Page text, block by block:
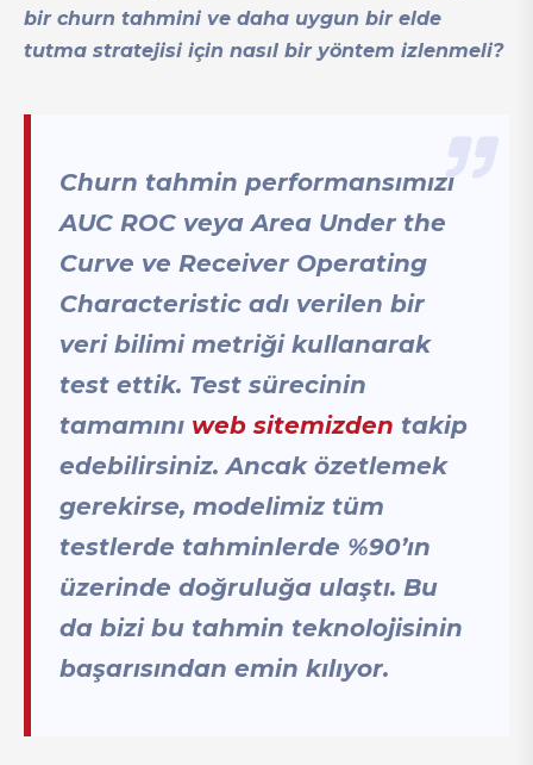
bir churn tahmini ve daha uygun bir elde
tutma stratejisi için nasıl bir yöntem izlenmeli?
Churn tahmin performansımızı
AUC ROC veya Area Under the
Curve ve Receiver Operating
Characteristic adı verilen bir
veri bilimi metriği kullanarak
test ettik. Test sürecinin
tamamını web sitemizden takip
edebilirsiniz. Ancak özetlemek
gerekirse, modelimiz tüm
testlerde tahminlerde %90’ın
üzerinde doğruluğa ulaştı. Bu
da bizi bu tahmin teknolojisinin
başarısından emin kılıyor.